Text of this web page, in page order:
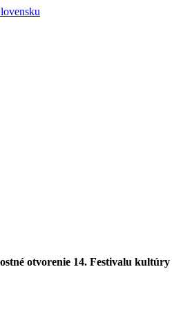
otvorenie 14. Festivalu